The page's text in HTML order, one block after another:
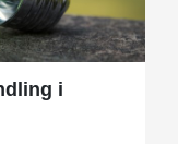
i